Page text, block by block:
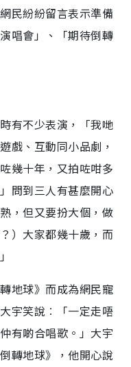
民紛紛留言表示準備
唱會」、「期待倒轉
有不少表演，「我哋
戲、互動同小品劇，
幾十年，又拍咗咁多
問到三人有甚麼開心
，但又要扮大個，做
）大家都幾十歲，而
地球》而成為網民寵
宇笑說︰「一定走唔
有啲合唱歌。」大宇
轉地球》，他開心說